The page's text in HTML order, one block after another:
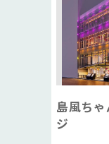
島風ち
ジ